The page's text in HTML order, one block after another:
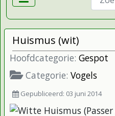
Huismus (wit)
Hoofdcategorie: Gespot
Categorie: Vogels
Gepubliceerd: 03 juni 2014